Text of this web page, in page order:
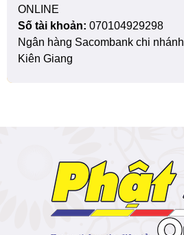
ONLINE
Số tài khoản: 070104929298
Ngân hàng Sacombank chi nhánh
Kiên Giang